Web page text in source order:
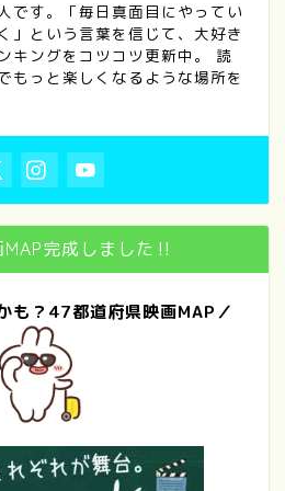
です。「毎日真面目にやってい
」という言葉を信じて、大好き
キングをコツコツ更新中。 読
もっと楽しくなるような場所を
MAP完成しました‼
も？47都道府県映画MAP／